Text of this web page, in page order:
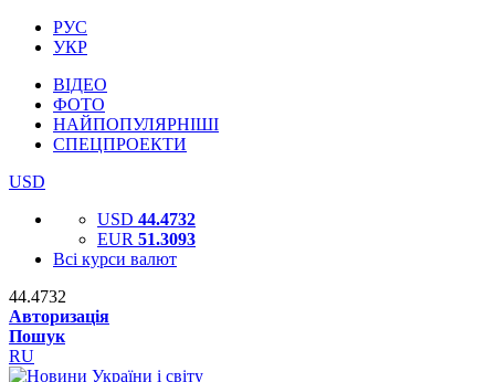
РУС
УКР
ВІДЕО
ФОТО
НАЙПОПУЛЯРНІШІ
СПЕЦПРОЕКТИ
USD
USD 44.4732
EUR 51.3093
Всі курси валют
44.4732
Авторизація
Пошук
RU